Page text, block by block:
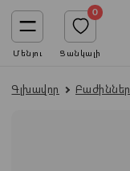
Մենյու
0
Ցանկալի
Գլխավոր Բաժիններ